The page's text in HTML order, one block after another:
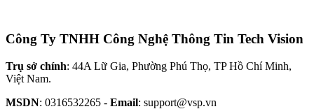
Công Ty TNHH Công Nghệ Thông Tin Tech Vision
Trụ sở chính: 44A Lữ Gia, Phường Phú Thọ, TP Hồ Chí Minh,
Việt Nam.
MSDN: 0316532265 - Email: support@vsp.vn